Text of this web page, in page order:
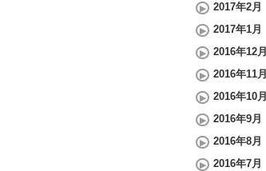
2017年2月
2017年1月
2016年12月
2016年11月
2016年10月
2016年9月
2016年8月
2016年7月